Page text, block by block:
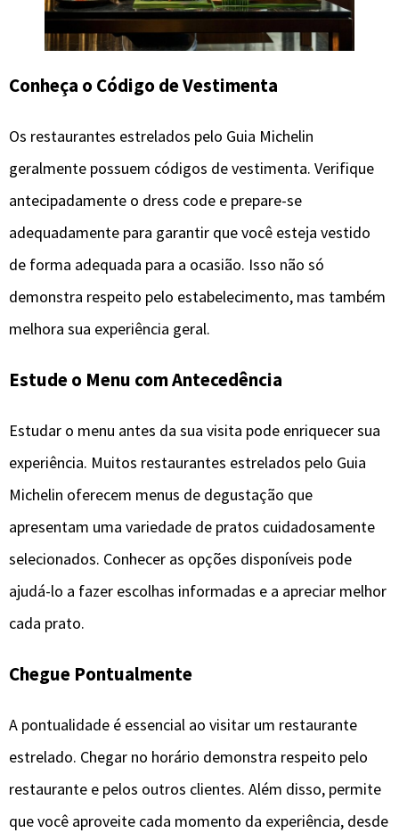
Conheça o Código de Vestimenta
Os restaurantes estrelados pelo Guia Michelin
geralmente possuem códigos de vestimenta. Verifique
antecipadamente o dress code e prepare-se
adequadamente para garantir que você esteja vestido
de forma adequada para a ocasião. Isso não só
demonstra respeito pelo estabelecimento, mas também
melhora sua experiência geral.
Estude o Menu com Antecedência
Estudar o menu antes da sua visita pode enriquecer sua
experiência. Muitos restaurantes estrelados pelo Guia
Michelin oferecem menus de degustação que
apresentam uma variedade de pratos cuidadosamente
selecionados. Conhecer as opções disponíveis pode
ajudá-lo a fazer escolhas informadas e a apreciar melhor
cada prato.
Chegue Pontualmente
A pontualidade é essencial ao visitar um restaurante
estrelado. Chegar no horário demonstra respeito pelo
restaurante e pelos outros clientes. Além disso, permite
que você aproveite cada momento da experiência, desde